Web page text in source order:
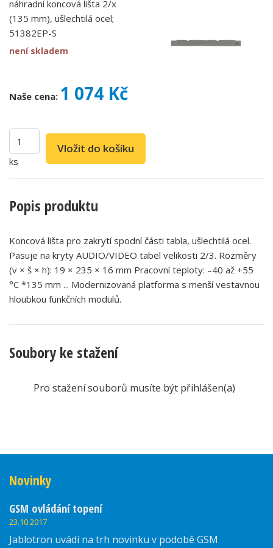
náhradní koncová lišta 2/x
(135 mm), ušlechtilá ocel;
51382EP-S
není skladem
Naše cena: 1 074 Kč
ks
Popis produktu
Koncová lišta pro zakrytí spodní části tabla, ušlechtilá ocel.
Pasuje na kryty AUDIO/VIDEO tabel velikosti 2/3. Rozměry
(v × š × h): 19 × 235 × 16 mm Pracovní teploty: –40 až +55
°C *135 mm ... Modernizovaná platforma s menší vestavnou
hloubkou funkčních modulů.
Soubory ke stažení
Pro stažení souborů musíte být přihlášen(a)
Novinky
GSM ovládání topení
23.10.2017
Jablotron uvádí na trh novinku v podobě GSM